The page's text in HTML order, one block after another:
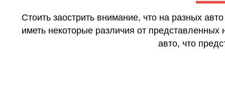
Стоить заострить внимание, что на разных
иметь некоторые различия от
авто, что